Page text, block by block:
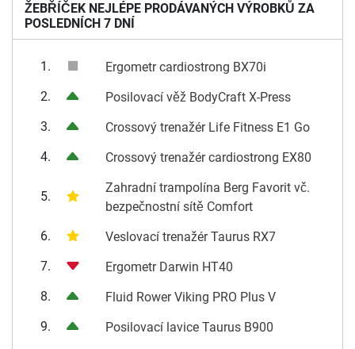
ŽEBŘÍČEK NEJLÉPE PRODÁVANÝCH VÝROBKŮ ZA
POSLEDNÍCH 7 DNÍ
1.
Ergometr cardiostrong BX70i
2.
Posilovací věž BodyCraft X-Press
3.
Crossový trenažér Life Fitness E1 Go
4.
Crossový trenažér cardiostrong EX80
5.
Zahradní trampolína Berg Favorit vč.
bezpečnostní sítě Comfort
6.
Veslovací trenažér Taurus RX7
7.
Ergometr Darwin HT40
8.
Fluid Rower Viking PRO Plus V
9.
Posilovací lavice Taurus B900